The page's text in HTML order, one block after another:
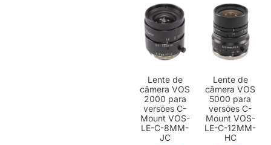
Lente de
câmera VOS
2000 para
versões C-
Mount VOS-
LE-C-8MM-
JC
Lente de
câmera VOS
5000 para
versões C-
Mount VOS-
LE-C-12MM-
HC